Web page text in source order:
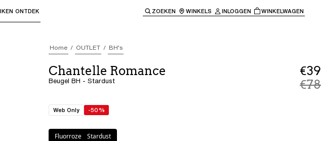
"Escape" om terug te keren naar de hoofdnavigatie.
ONTDEK ZOEKEN WINKELS INLOGGEN WINKELWAGEN
Home OUTLET BH's
Chantelle Romance
Beugel BH - Stardust
€39
€78
Web Only -50%
Kleur: Stardust
Fluorroze Stardust